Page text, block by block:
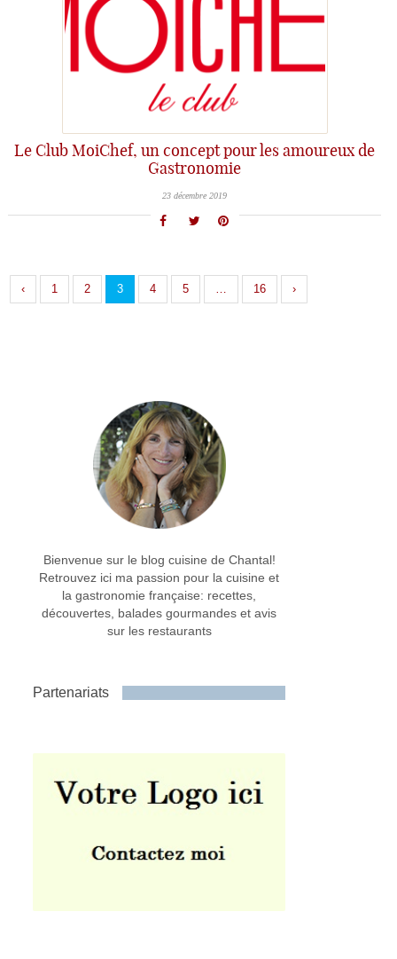
Le Club MoiChef, un concept pour les amoureux de
Gastronomie
23 décembre 2019
‹ 1 2 3 4 5 … 16 ›
Bienvenue sur le blog cuisine de Chantal!
Retrouvez ici ma passion pour la cuisine et
la gastronomie française: recettes,
découvertes, balades gourmandes et avis
sur les restaurants
Partenariats